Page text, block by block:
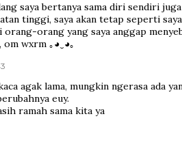
saya bertanya sama diri sendiri
tinggi, saya akan tetap seperti
orang yang saya anggap
wxrm ｡◕‿◕｡
agak lama, mungkin ngerasa ada
euy.
ramah sama kita ya